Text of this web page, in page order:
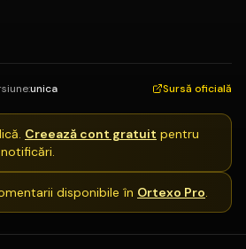
:unica Sursă oficială
Creează cont gratuit pentru
disponibile în Ortexo Pro.